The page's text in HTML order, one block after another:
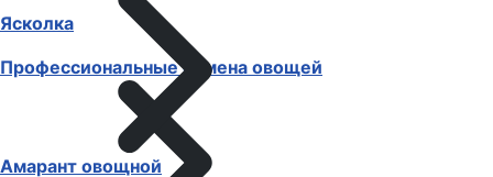
Ясколка
Профессиональные семена овощей
Амарант овощной